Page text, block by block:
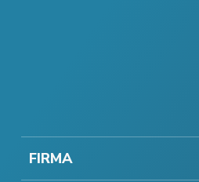
FIRMA